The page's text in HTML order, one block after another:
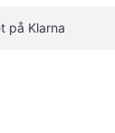
på Klarna